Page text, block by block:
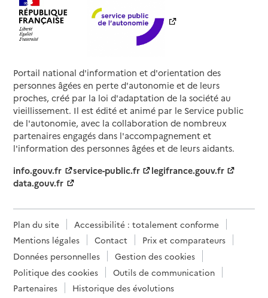
Portail national d'information et d'orientation des
personnes âgées en perte d'autonomie et de leurs
proches, créé par la loi d'adaptation de la société au
vieillissement. Il est édité et animé par le Service public
de l'autonomie, avec la collaboration de nombreux
partenaires engagés dans l'accompagnement et
l'information des personnes âgées et de leurs aidants.
info.gouv.fr
service-public.fr
legifrance.gouv.fr
data.gouv.fr
Plan du site
Accessibilité : totalement conforme
Mentions légales
Contact
Prix et comparateurs
Données personnelles
Gestion des cookies
Politique des cookies
Outils de communication
Partenaires
Historique des évolutions